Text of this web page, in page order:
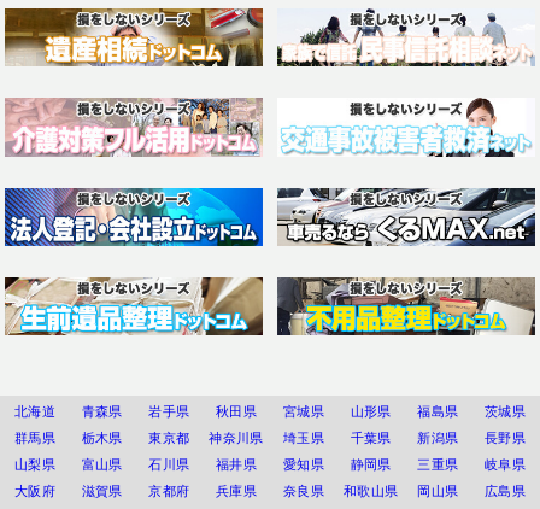
北海道 青森県 岩手県 秋田県 宮城県 山形県 福島県
茨城県
群馬県
栃木県 東京都 神奈川県 埼玉県 千葉県 新潟県
長野県
山梨県
富山県 石川県 福井県 愛知県 静岡県 三重県
岐阜県
大阪府
滋賀県 京都府 兵庫県 奈良県 和歌山県 岡山県
広島県